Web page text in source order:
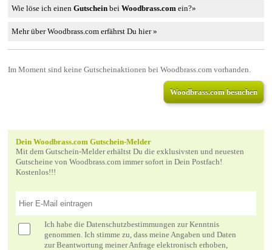
Wie löse ich einenGutschein beiWoodbrass.com ein?»
Mehr über Woodbrass.com erfährst Du hier »
Im Moment sind keine Gutscheinaktionen bei Woodbrass.com vorhanden.
Woodbrass.com besuchen
Dein Woodbrass.com Gutschein-Melder
Mit dem Gutschein-Melder erhältst Du die exklusivsten und neuesten
Gutscheine von Woodbrass.com immer sofort in Dein Postfach!
Kostenlos!!!
Ich habe die Datenschutzbestimmungen zur Kenntnis
genommen. Ich stimme zu, dass meine Angaben und Daten
zur Beantwortung meiner Anfrage elektronisch erhoben,